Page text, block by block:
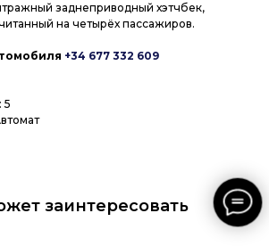
заднеприводный хэтчбек,
на четырёх пассажиров.
+34 677 332 609
5
заинтересовать